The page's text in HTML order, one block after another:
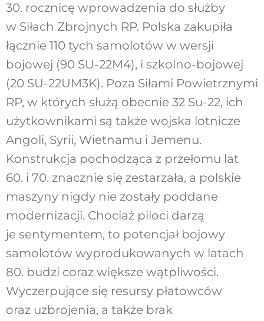
30. rocznicę wprowadzenia do służby
w Siłach Zbrojnych RP. Polska zakupiła
łącznie 110 tych samolotów w wersji
bojowej (90 SU-22M4), i szkolno-bojowej
(20 SU-22UM3K). Poza Siłami Powietrznymi
RP, w których służą obecnie 32 Su-22, ich
użytkownikami są także wojska lotnicze
Angoli, Syrii, Wietnamu i Jemenu.
Konstrukcja pochodząca z przełomu lat
60. i 70. znacznie się zestarzała, a polskie
maszyny nigdy nie zostały poddane
modernizacji. Chociaż piloci darzą
je sentymentem, to potencjał bojowy
samolotów wyprodukowanych w latach
80. budzi coraz większe wątpliwości.
Wyczerpujące się resursy płatowców
oraz uzbrojenia, a także brak